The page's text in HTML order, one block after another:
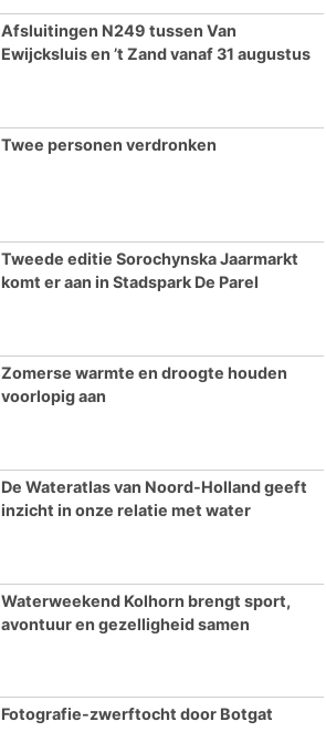
Afsluitingen N249 tussen Van
Ewijcksluis en ’t Zand vanaf 31 augustus
Twee personen verdronken
Tweede editie Sorochynska Jaarmarkt
komt er aan in Stadspark De Parel
Zomerse warmte en droogte houden
voorlopig aan
De Wateratlas van Noord-Holland geeft
inzicht in onze relatie met water
Waterweekend Kolhorn brengt sport,
avontuur en gezelligheid samen
Fotografie-zwerftocht door Botgat